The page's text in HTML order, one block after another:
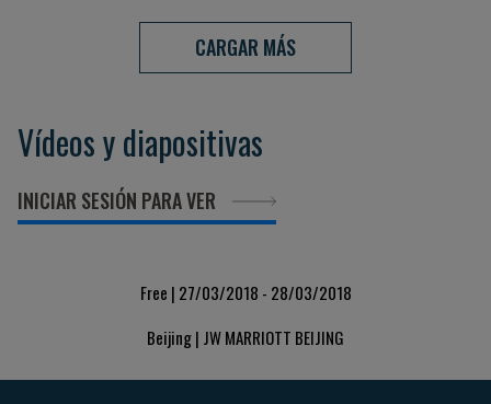
CARGAR MÁS
Vídeos y diapositivas
INICIAR SESIÓN PARA VER
Free | 27/03/2018 - 28/03/2018
Beijing | JW MARRIOTT BEIJING